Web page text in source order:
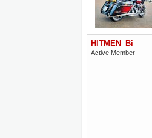
HITMEN_Bi
Active Member